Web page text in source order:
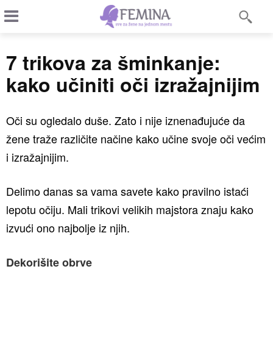
7 trikova za šminkanje:
kako učiniti oči izražajnijim
Oči su ogledalo duše. Zato i nije iznenađujuće da
žene traže različite načine kako učine svoje oči većim
i izražajnijim.
Delimo danas sa vama savete kako pravilno istaći
lepotu očiju. Mali trikovi velikih majstora znaju kako
izvući ono najbolje iz njih.
Dekorišite obrve